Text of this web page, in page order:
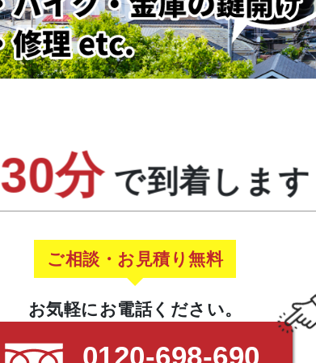
30分 で到着しま
ご相談・お見積り無料
お気軽にお電話ください。
0120-698-690